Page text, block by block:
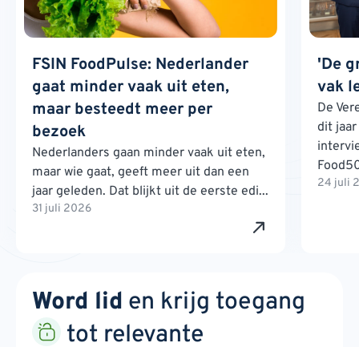
FSIN FoodPulse: Nederlander
gaat minder vaak uit eten,
maar besteedt meer per
bezoek
Nederlanders gaan minder vaak uit eten,
maar wie gaat, geeft meer uit dan een
jaar geleden. Dat blijkt uit de eerste edi...
31 juli 2026
'De
vak
De
dit
24 juli
Word lid en krijg toegang
tot relevante